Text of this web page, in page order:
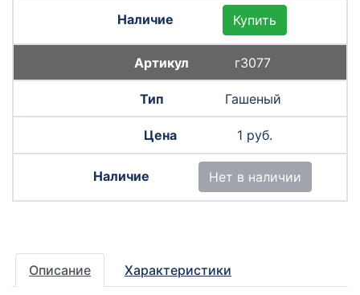
Купить
г3077
Гашеный
1 руб.
Нет в наличии
Описание Характеристики